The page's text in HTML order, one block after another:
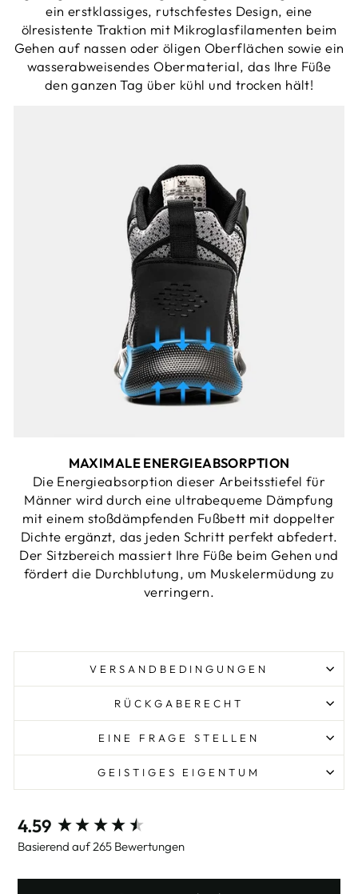
ein erstklassiges, rutschfestes Design, eine
ölresistente Traktion mit Mikroglasfilamenten beim
Gehen auf nassen oder öligen Oberflächen sowie ein
wasserabweisendes Obermaterial, das Ihre Füße
den ganzen Tag über kühl und trocken hält!
MAXIMALE ENERGIEABSORPTION
Die Energieabsorption dieser Arbeitsstiefel für
Männer wird durch eine ultrabequeme Dämpfung
mit einem stoßdämpfenden Fußbett mit doppelter
Dichte ergänzt, das jeden Schritt perfekt abfedert.
Der Sitzbereich massiert Ihre Füße beim Gehen und
fördert die Durchblutung, um Muskelermüdung zu
verringern.
VERSANDBEDINGUNGEN
RÜCKGABERECHT
EINE FRAGE STELLEN
GEISTIGES EIGENTUM
4.59
Basierend auf 265 Bewertungen
New content loaded